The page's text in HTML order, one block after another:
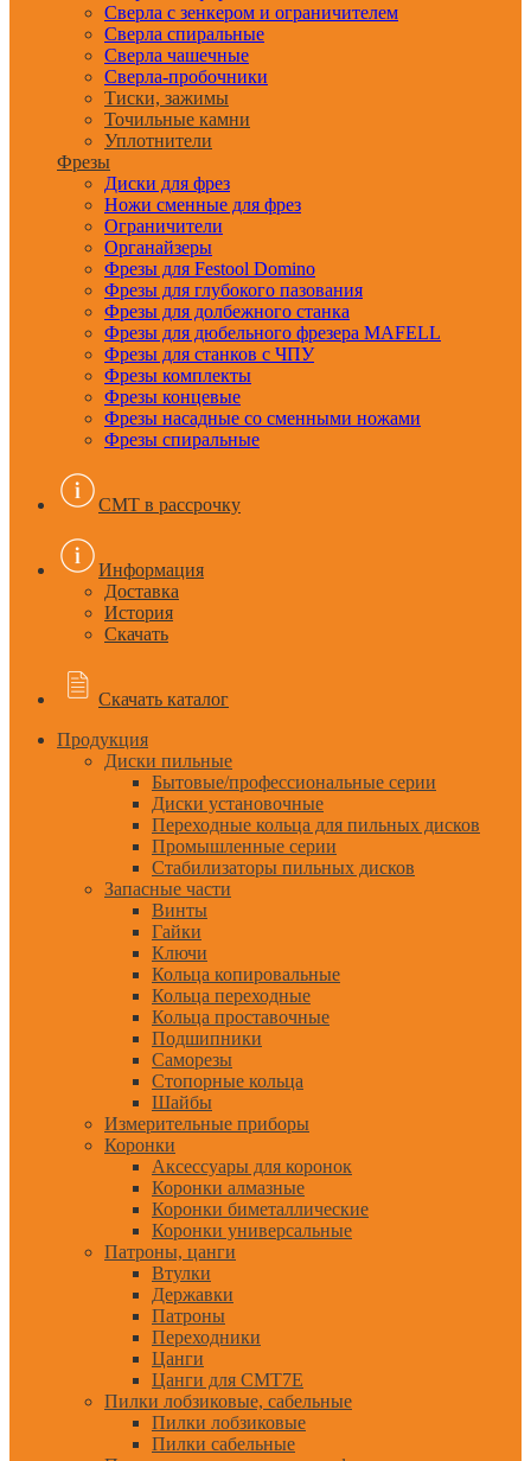
Сверла с зенкером и ограничителем
Сверла спиральные
Сверла чашечные
Сверла-пробочники
Тиски, зажимы
Точильные камни
Уплотнители
Фрезы
Диски для фрез
Ножи сменные для фрез
Ограничители
Органайзеры
Фрезы для Festool Domino
Фрезы для глубокого пазования
Фрезы для долбежного станка
Фрезы для дюбельного фрезера MAFELL
Фрезы для станков с ЧПУ
Фрезы комплекты
Фрезы концевые
Фрезы насадные со сменными ножами
Фрезы спиральные
CMT в рассрочку
Информация
Доставка
История
Скачать
Скачать каталог
Продукция
Диски пильные
Бытовые/профессиональные серии
Диски установочные
Переходные кольца для пильных дисков
Промышленные серии
Стабилизаторы пильных дисков
Запасные части
Винты
Гайки
Ключи
Кольца копировальные
Кольца переходные
Кольца проставочные
Подшипники
Саморезы
Стопорные кольца
Шайбы
Измерительные приборы
Коронки
Аксессуары для коронок
Коронки алмазные
Коронки биметаллические
Коронки универсальные
Патроны, цанги
Втулки
Державки
Патроны
Переходники
Цанги
Цанги для CMT7E
Пилки лобзиковые, сабельные
Пилки лобзиковые
Пилки сабельные